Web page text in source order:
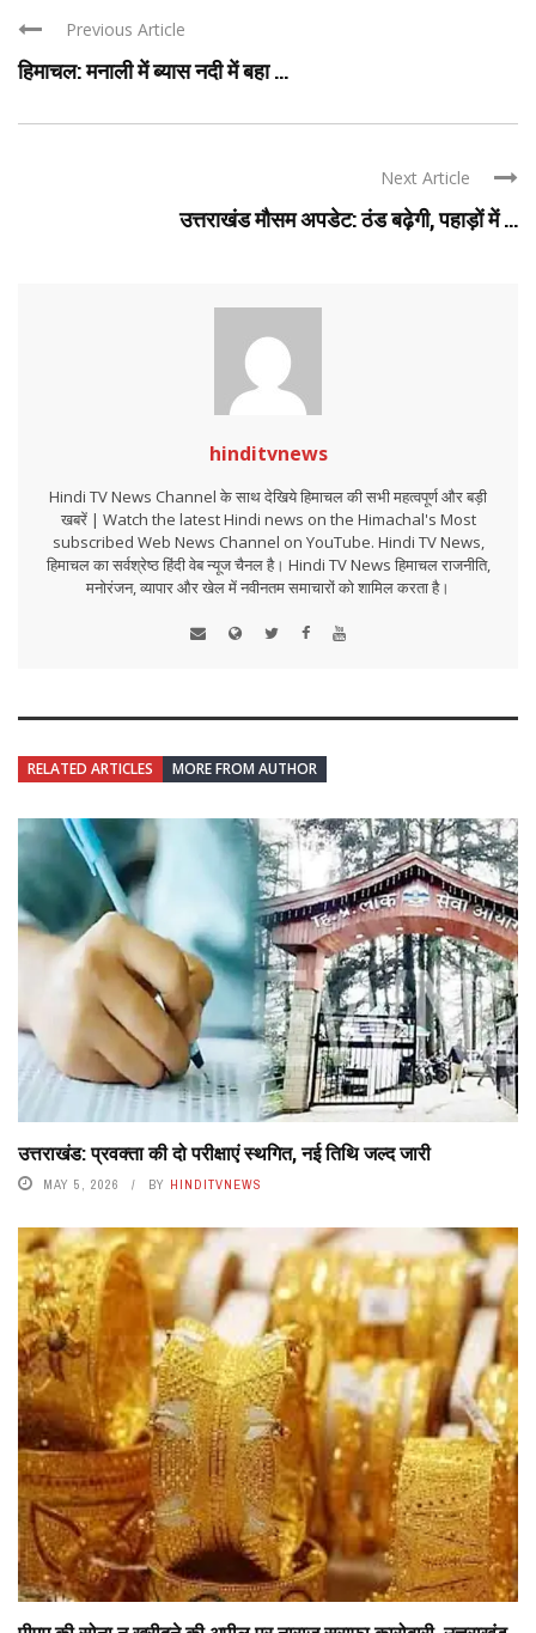
Previous Article
हिमाचल: मनाली में ब्यास नदी में बहा ...
Next Article
उत्तराखंड मौसम अपडेट: ठंड बढ़ेगी, पहाड़ों में ...
hinditvnews
Hindi TV News Channel के साथ देखिये हिमाचल की सभी महत्वपूर्ण और बड़ी
खबरें | Watch the latest Hindi news on the Himachal's Most
subscribed Web News Channel on YouTube. Hindi TV News,
हिमाचल का सर्वश्रेष्ठ हिंदी वेब न्यूज चैनल है। Hindi TV News हिमाचल राजनीति,
मनोरंजन, व्यापार और खेल में नवीनतम समाचारों को शामिल करता है।
RELATED ARTICLES MORE FROM AUTHOR
उत्तराखंड: प्रवक्ता की दो परीक्षाएं स्थगित, नई तिथि जल्द जारी
MAY 5, 2026 BY HINDITVNEWS